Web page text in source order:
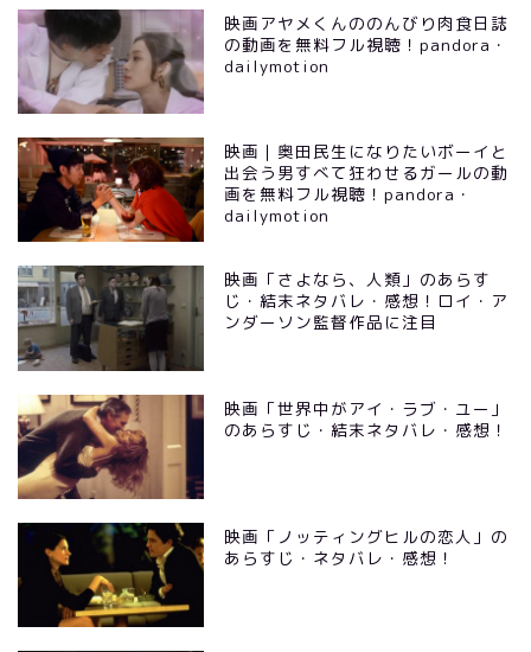
映画アヤメくんののんびり肉食日誌
の動画を無料フル視聴！pandora・
dailymotion
映画｜奥田民生になりたいボーイと
出会う男すべて狂わせるガールの動
画を無料フル視聴！pandora・
dailymotion
映画「さよなら、人類」のあらす
じ・結末ネタバレ・感想！ロイ・ア
ンダーソン監督作品に注目
映画「世界中がアイ・ラブ・ユー」
のあらすじ・結末ネタバレ・感想！
映画「ノッティングヒルの恋人」の
あらすじ・ネタバレ・感想！